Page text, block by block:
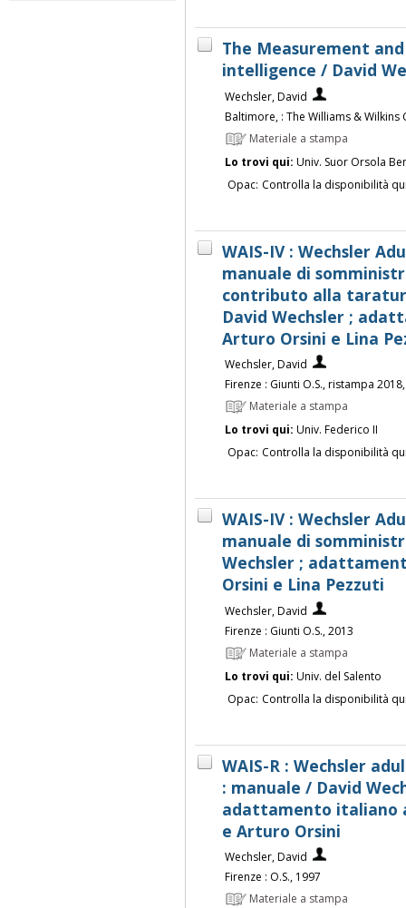
The Measurement
intelligence / David
Wechsler, David
Baltimore, : The Williams & Wilkins
Materiale a stampa
Lo trovi qui: Univ. Suor Orsola
Opac: Controlla la disponibilità
WAIS-IV : Wechsler
manuale di
contributo alla
David Wechsler ;
Arturo Orsini e Lina
Wechsler, David
Firenze : Giunti O.S., ristampa
Materiale a stampa
Lo trovi qui: Univ. Federico II
Opac: Controlla la disponibilità
WAIS-IV : Wechsler
manuale di
Wechsler ;
Orsini e Lina Pezzuti
Wechsler, David
Firenze : Giunti O.S., 2013
Materiale a stampa
Lo trovi qui: Univ. del Salento
Opac: Controlla la disponibilità
WAIS-R : Wechsler
: manuale / David
adattamento italiano
e Arturo Orsini
Wechsler, David
Firenze : O.S., 1997
Materiale a stampa